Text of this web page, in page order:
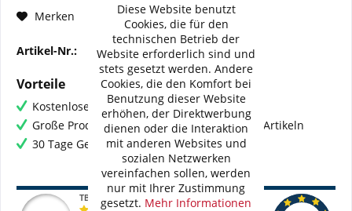
Merken Fragen zum Artikel?
Artikel-Nr.: 33-MH-TL01KBA
Vorteile
Kostenloser Versand ab € 60,- Bestellwert
Große Produktauswahl mit mehr als 80.000 Artikeln
30 Tage Geld-Zurück-Garantie
Diese Website benutzt
Cookies, die für den
technischen Betrieb der
Website erforderlich sind und
stets gesetzt werden. Andere
Cookies, die den Komfort bei
Benutzung dieser Website
erhöhen, der Direktwerbung
dienen oder die Interaktion
mit anderen Websites und
sozialen Netzwerken
vereinfachen sollen, werden
nur mit Ihrer Zustimmung
gesetzt. Mehr Informationen